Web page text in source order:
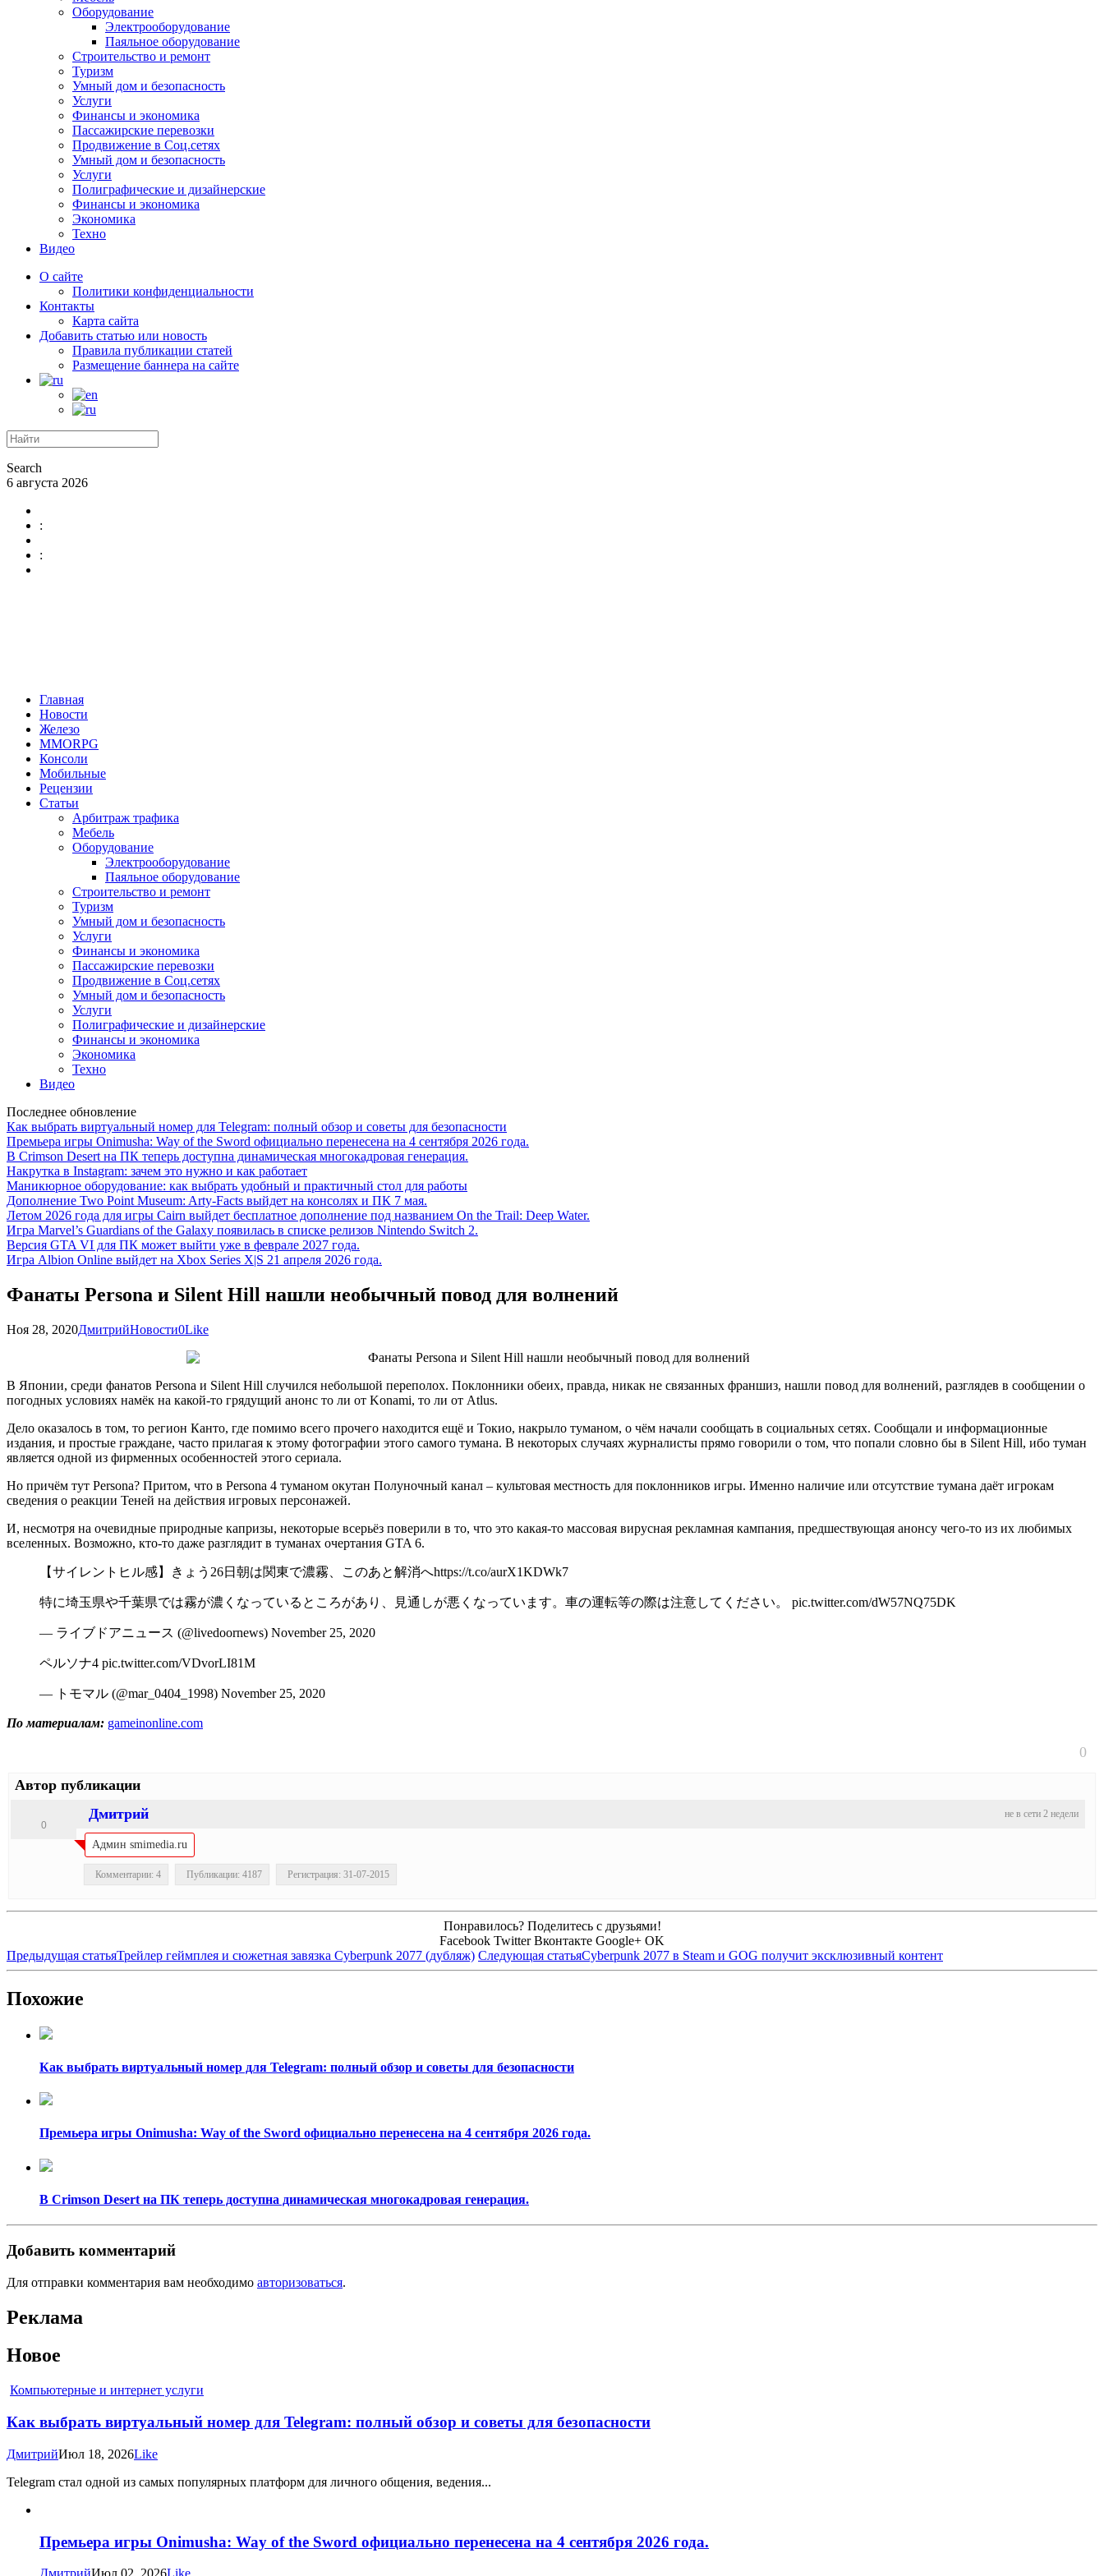
Оборудование
Электрооборудование
Паяльное оборудование
Строительство и ремонт
Туризм
Умный дом и безопасность
Услуги
Финансы и экономика
Пассажирские перевозки
Продвижение в Соц.сетях
Умный дом и безопасность
Услуги
Полиграфические и дизайнерские
Финансы и экономика
Экономика
Техно
Видео
О сайте
Политики конфиденциальности
Контакты
Карта сайта
Добавить статью или новость
Правила публикации статей
Размещение баннера на сайте
Search
6 августа 2026
:
:
Главная
Новости
Железо
MMORPG
Консоли
Мобильные
Рецензии
Статьи
Арбитраж трафика
Мебель
Оборудование
Электрооборудование
Паяльное оборудование
Строительство и ремонт
Туризм
Умный дом и безопасность
Услуги
Финансы и экономика
Пассажирские перевозки
Продвижение в Соц.сетях
Умный дом и безопасность
Услуги
Полиграфические и дизайнерские
Финансы и экономика
Экономика
Техно
Видео
Последнее обновление
Как выбрать виртуальный номер для Telegram: полный обзор и советы для безопасности
Премьера игры Onimusha: Way of the Sword официально перенесена на 4 сентября 2026 года.
В Crimson Desert на ПК теперь доступна динамическая многокадровая генерация.
Накрутка в Instagram: зачем это нужно и как работает
Маникюрное оборудование: как выбрать удобный и практичный стол для работы
Дополнение Two Point Museum: Arty-Facts выйдет на консолях и ПК 7 мая.
Летом 2026 года для игры Cairn выйдет бесплатное дополнение под названием On the Trail: Deep Water.
Игра Marvel’s Guardians of the Galaxy появилась в списке релизов Nintendo Switch 2.
Версия GTA VI для ПК может выйти уже в феврале 2027 года.
Игра Albion Online выйдет на Xbox Series X|S 21 апреля 2026 года.
Фанаты Persona и Silent Hill нашли необычный повод для волнений
Ноя 28, 2020ДмитрийНовости0Like
В Японии, среди фанатов Persona и Silent Hill случился небольшой переполох. Поклонники обеих, правда, никак не связанных франшиз, нашли повод для волнений, разглядев в сообщении о
погодных условиях намёк на какой-то грядущий анонс то ли от Konami, то ли от Atlus.
Дело оказалось в том, то регион Канто, где помимо всего прочего находится ещё и Токио, накрыло туманом, о чём начали сообщать в социальных сетях. Сообщали и информационные
издания, и простые граждане, часто прилагая к этому фотографии этого самого тумана. В некоторых случаях журналисты прямо говорили о том, что попали словно бы в Silent Hill, ибо туман
является одной из фирменных особенностей этого сериала.
Но причём тут Persona? Притом, что в Persona 4 туманом окутан Полуночный канал – культовая местность для поклонников игры. Именно наличие или отсутствие тумана даёт игрокам
сведения о реакции Теней на действия игровых персонажей.
И, несмотря на очевидные природные капризы, некоторые всерьёз поверили в то, что это какая-то массовая вирусная рекламная кампания, предшествующая анонсу чего-то из их любимых
вселенных. Возможно, кто-то даже разглядит в туманах очертания GTA 6.
【サイレントヒル感】きょう26日朝は関東で濃霧、このあと解消へhttps://t.co/aurX1KDWk7
特に埼玉県や千葉県では霧が濃くなっているところがあり、見通しが悪くなっています。車の運転等の際は注意してください。 pic.twitter.com/dW57NQ75DK
— ライブドアニュース (@livedoornews) November 25, 2020
ペルソナ4 pic.twitter.com/VDvorLI81M
— トモマル (@mar_0404_1998) November 25, 2020
По материалам: gameinonline.com
0
Автор публикации
не в сети 2 недели
Дмитрий
0
Админ smimedia.ru
Комментарии: 4 Публикации: 4187 Регистрация: 31-07-2015
Понравилось? Поделитесь с друзьями!
Facebook Twitter Вконтакте Google+ OK
Предыдущая статьяТрейлер геймплея и сюжетная завязка Cyberpunk 2077 (дубляж) Следующая статьяCyberpunk 2077 в Steam и GOG получит эксклюзивный контент
Похожие
Как выбрать виртуальный номер для Telegram: полный обзор и советы для безопасности
Премьера игры Onimusha: Way of the Sword официально перенесена на 4 сентября 2026 года.
В Crimson Desert на ПК теперь доступна динамическая многокадровая генерация.
Добавить комментарий
Для отправки комментария вам необходимо авторизоваться.
Реклама
Новое
Компьютерные и интернет услуги
Как выбрать виртуальный номер для Telegram: полный обзор и советы для безопасности
ДмитрийИюл 18, 2026Like
Telegram стал одной из самых популярных платформ для личного общения, ведения...
Премьера игры Onimusha: Way of the Sword официально перенесена на 4 сентября 2026 года.